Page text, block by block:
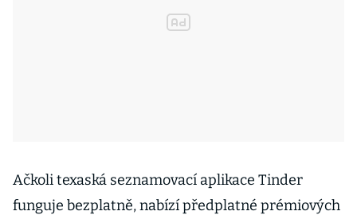
Ačkoli texaská seznamovací aplikace Tinder
funguje bezplatně, nabízí předplatné prémiových